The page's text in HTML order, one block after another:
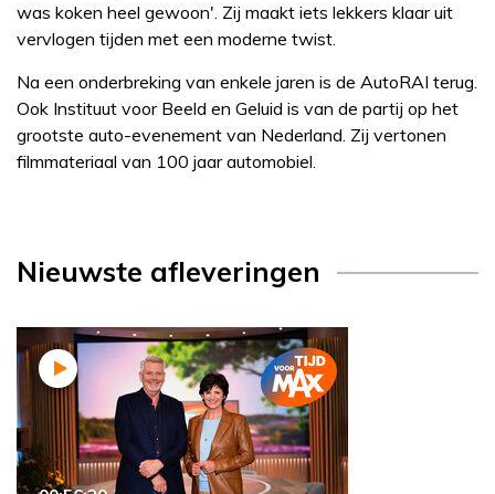
was koken heel gewoon'. Zij maakt iets lekkers klaar uit
vervlogen tijden met een moderne twist.
Na een onderbreking van enkele jaren is de AutoRAI terug.
Ook Instituut voor Beeld en Geluid is van de partij op het
grootste auto-evenement van Nederland. Zij vertonen
filmmateriaal van 100 jaar automobiel.
Nieuwste afleveringen